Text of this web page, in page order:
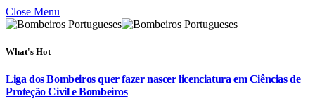
Close Menu
What's Hot
Liga dos Bombeiros quer fazer nascer licenciatura em Ciências de
Proteção Civil e Bombeiros